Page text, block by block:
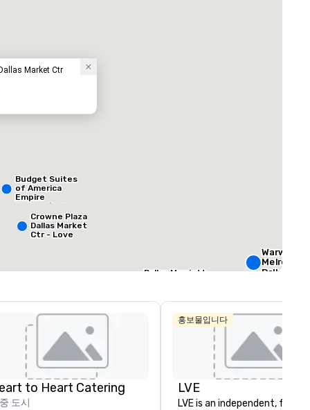
피트
Market Ctr
Warwick
Melrose -
Dallas
Crowne Plaza
Dallas Market
Ctr - Love
Medical/Market
Center
Dallas Marriott
Center
Budget Suites
of America
Empire
Central/Dallas
to Heart Catering
도시
홍보물입니다
LVE
LVE is an independent, family